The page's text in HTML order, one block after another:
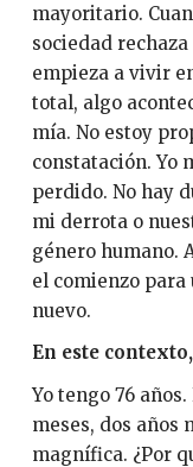
mayoritario.
sociedad
empieza a vivir
total, algo
mía. No estoy
constatación. Yo
perdido. No hay
mi derrota o
género humano.
el comienzo
nuevo.
En este
Yo tengo 76
meses, dos años
magnífica. ¿Por